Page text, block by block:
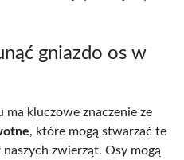
gniazdo os w
ma kluczowe znaczenie ze
, które mogą stwarzać te
zwierząt. Osy mogą